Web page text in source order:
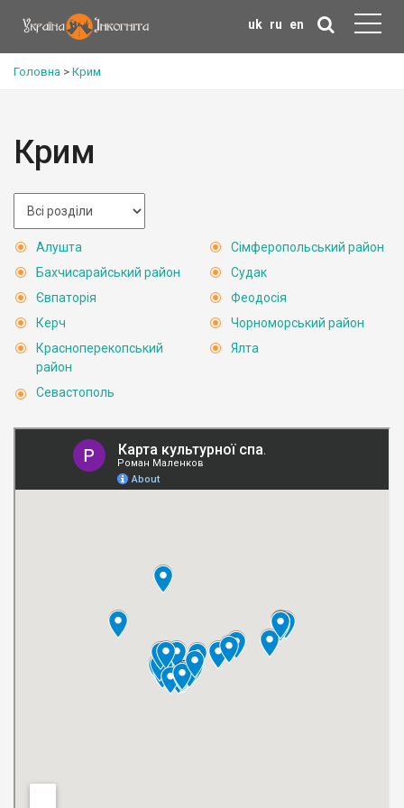
uk ru en
Головна > Крим
Крим
Алушта
Бахчисарайський район
Євпаторія
Керч
Красноперекопський
район
Севастополь
Сімферопольський район
Судак
Феодосія
Чорноморський район
Ялта